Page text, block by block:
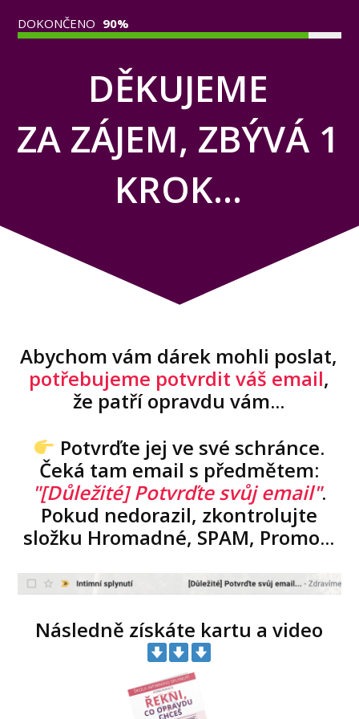
DOKONČENO 90%
DĚKUJEME
ZA ZÁJEM, ZBÝVÁ 1
KROK...
Abychom vám dárek mohli poslat,
potřebujeme potvrdit váš email,
že patří opravdu vám...
Potvrďte jej ve své schránce.
Čeká tam email s předmětem:
"[Důležité] Potvrďte svůj email".
Pokud nedorazil, zkontrolujte
složku Hromadné, SPAM, Promo...
Následně získáte kartu a video